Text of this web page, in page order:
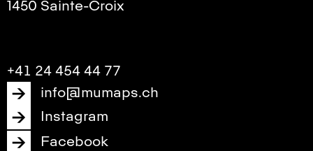
1450 Sainte-Croix
+41 24 454 44 77
info@mumaps.ch
Instagram
Facebook